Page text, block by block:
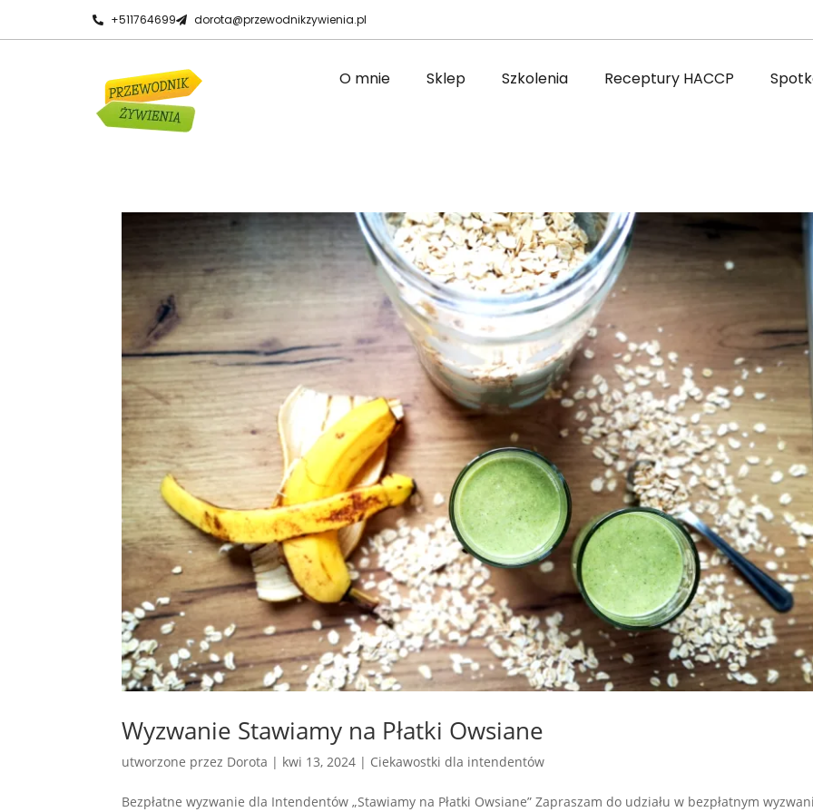
+511764699 dorota@przewodnikzywienia.pl
O mnie Sklep Szkolenia Receptury HACCP
Wyzwanie Stawiamy na Płatki Owsiane
utworzone przez Dorota | kwi 13, 2024 | Ciekawostki dla intendentów
Bezpłatne wyzwanie dla Intendentów „Stawiamy na Płatki Owsiane” Zapraszam do udziału w bezpłatnym